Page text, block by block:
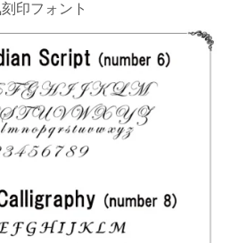
印フォント